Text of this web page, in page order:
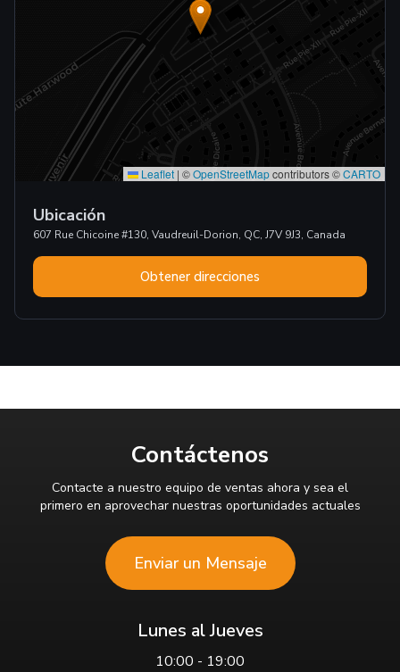
Leaflet | ©OpenStreetMapcontributors ©CARTO
Ubicación
607 Rue Chicoine #130, Vaudreuil-Dorion, QC, J7V 9J3, Canada
Obtener direcciones
Contáctenos
Contacte a nuestro equipo de ventas ahora y sea el
primero en aprovechar nuestras oportunidades actuales
Enviar un Mensaje
Lunes al Jueves
10:00 - 19:00